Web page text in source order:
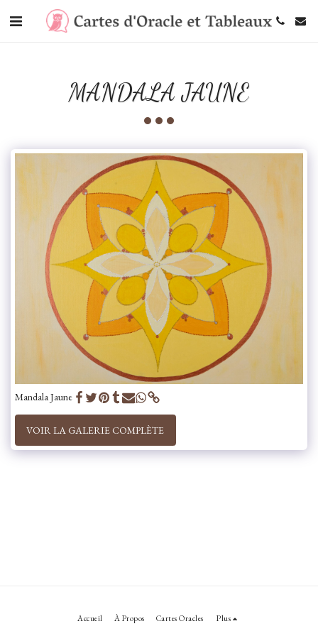
MANDALA JAUNE
Mandala Jaune
VOIR LA GALERIE COMPLÈTE
Accueil À Propos Cartes Oracles Plus